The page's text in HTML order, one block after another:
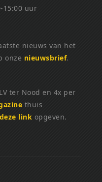
15:00 uur
nieuws van het
onze nieuwsbrief.
ter Nood en 4x per
thuis
deze link opgeven.